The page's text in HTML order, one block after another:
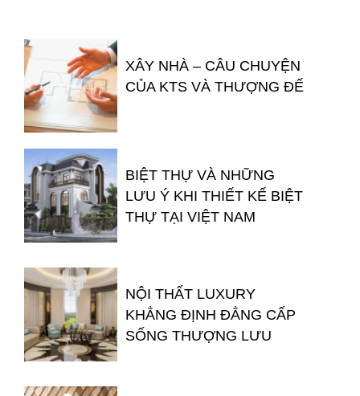
XÂY NHÀ – CÂU CHUYỆN
CỦA KTS VÀ THƯỢNG ĐẾ
BIỆT THỰ VÀ NHỮNG
LƯU Ý KHI THIẾT KẾ BIỆT
THỰ TẠI VIỆT NAM
NỘI THẤT LUXURY
KHẲNG ĐỊNH ĐẲNG CẤP
SỐNG THƯỢNG LƯU